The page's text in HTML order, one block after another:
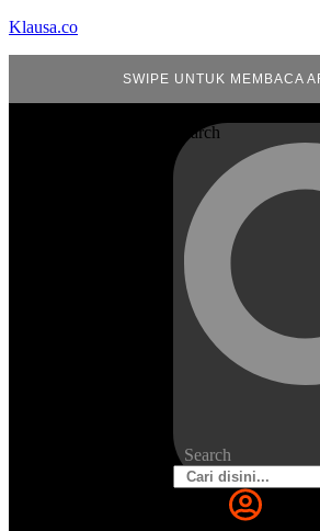
Klausa.co
SWIPE UNTUK MEMBACA
Search
Search